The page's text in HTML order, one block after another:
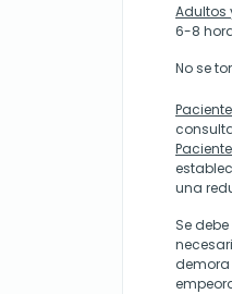
Adultos
6-8
No se
una
Se